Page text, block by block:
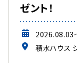
ゼント！
2026.08.03
積水ハウス